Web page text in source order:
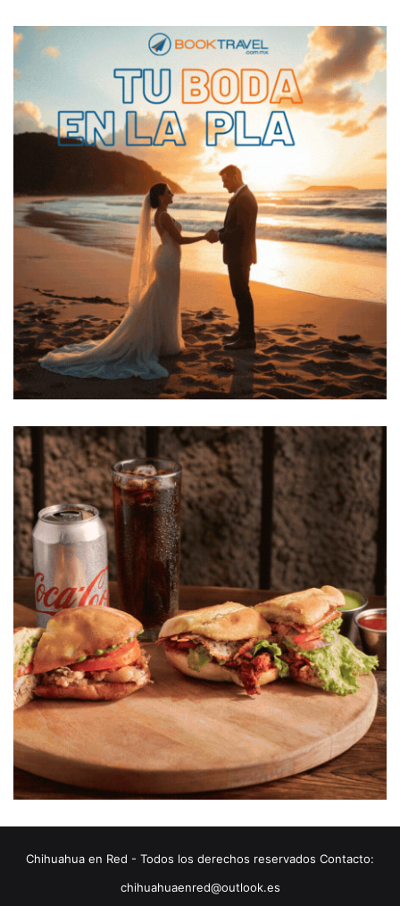
Chihuahua en Red - Todos los derechos reservados Contacto:
chihuahuaenred@outlook.es